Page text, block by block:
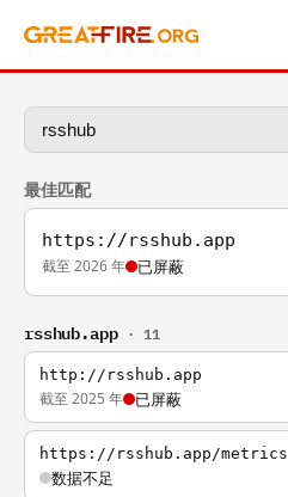
最佳匹配
https://rsshub.app
截至 2026 年 已屏蔽
rsshub.app · 11
http://rsshub.app
截至 2025 年 已屏蔽
https://rsshub.app/metrics
数据不足